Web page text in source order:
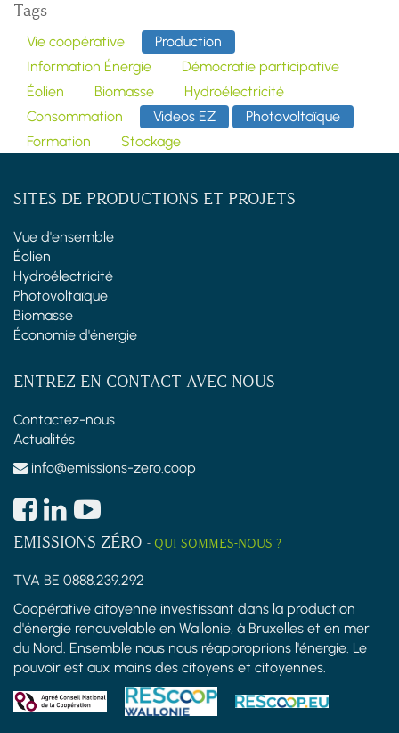
Tags
Vie coopérative
Production
Information Énergie
Démocratie participative
Éolien
Biomasse
Hydroélectricité
Consommation
Videos EZ
Photovoltaïque
Formation
Stockage
SITES DE PRODUCTIONS ET PROJETS
Vue d'ensemble
Éolien
Hydroélectricité
Photovoltaïque
Biomasse
Économie d'énergie
ENTREZ EN CONTACT AVEC NOUS
Contactez-nous
Actualités
info@emissions-zero.coop
EMISSIONS ZÉRO - QUI SOMMES-NOUS ?
TVA BE 0888.239.292
Coopérative citoyenne investissant dans la production
d'énergie renouvelable en Wallonie, à Bruxelles et en mer
du Nord. Ensemble nous nous réapproprions l'énergie. Le
pouvoir est aux mains des citoyens et citoyennes.